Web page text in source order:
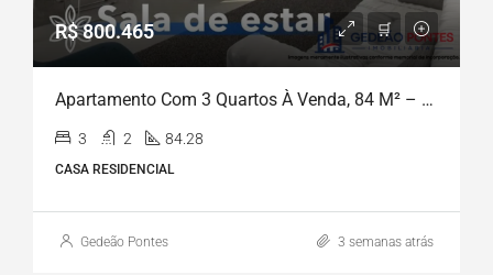
R$ 800.465
Apartamento Com 3 Quartos À Venda, 84 M² – Casa Forte – Recife/PE
3 2 84.28
CASA RESIDENCIAL
Gedeão Pontes 3 semanas atrás